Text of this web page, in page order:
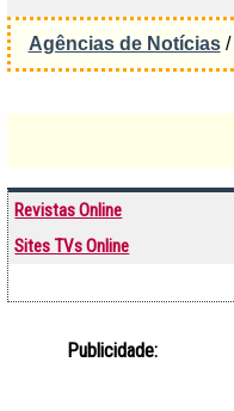
Agências de Notícias/
Revistas Online
Sites TVs Online
Publicidade: